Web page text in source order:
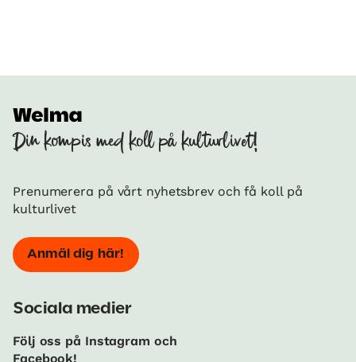
Din kompis med koll på kulturlivet!
Prenumerera på vårt nyhetsbrev och få koll på
kulturlivet
Anmäl dig här!
Sociala medier
Följ oss på Instagram och
Facebook!